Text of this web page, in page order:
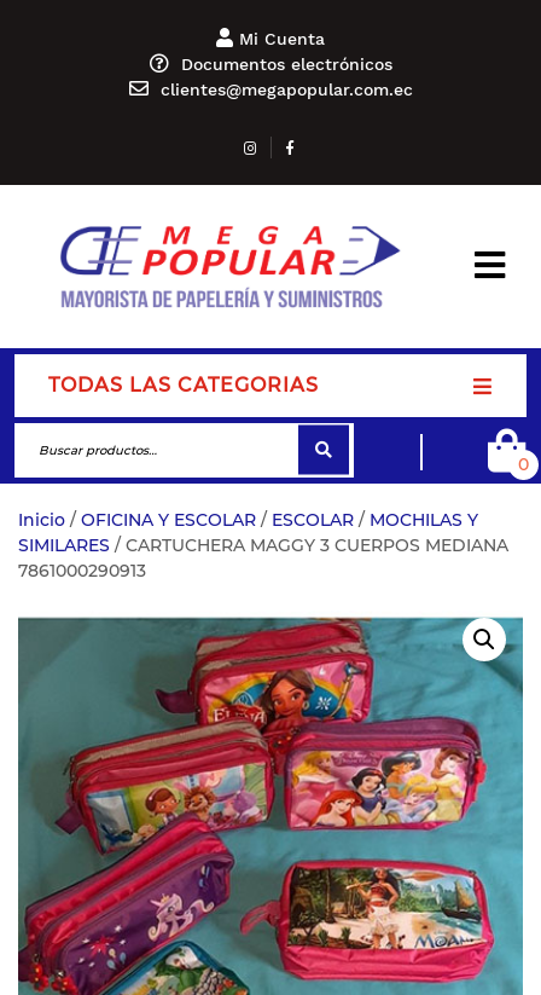
Mi Cuenta
Documentos electrónicos
clientes@megapopular.com.ec
TODAS LAS CATEGORIAS
0
Inicio / OFICINA Y ESCOLAR / ESCOLAR / MOCHILAS Y
SIMILARES / CARTUCHERA MAGGY 3 CUERPOS MEDIANA
7861000290913